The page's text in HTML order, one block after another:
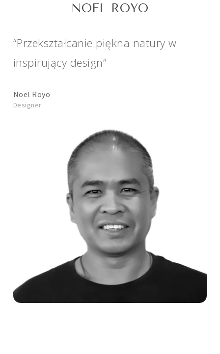
NOEL ROYO
“Przekształcanie piękna natury w
inspirujący design”
Noel Royo
Designer